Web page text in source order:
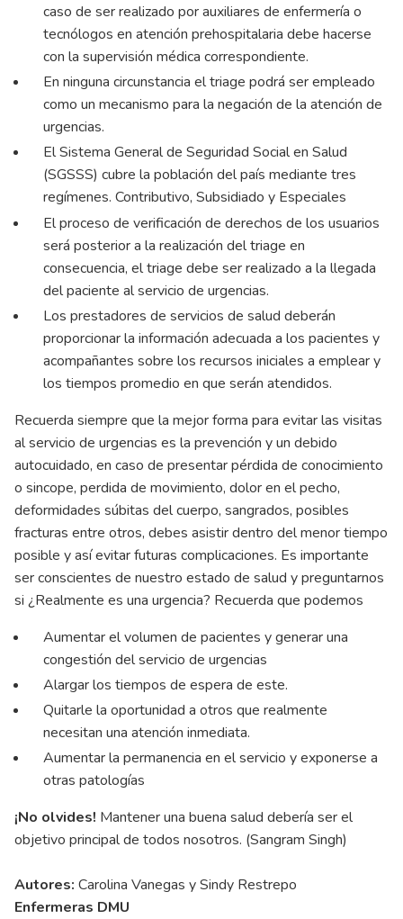
caso de ser realizado por auxiliares de enfermería o
tecnólogos en atención prehospitalaria debe hacerse
con la supervisión médica correspondiente.
En ninguna circunstancia el triage podrá ser empleado
como un mecanismo para la negación de la atención de
urgencias.
El Sistema General de Seguridad Social en Salud
(SGSSS) cubre la población del país mediante tres
regímenes. Contributivo, Subsidiado y Especiales
El proceso de verificación de derechos de los usuarios
será posterior a la realización del triage en
consecuencia, el triage debe ser realizado a la llegada
del paciente al servicio de urgencias.
Los prestadores de servicios de salud deberán
proporcionar la información adecuada a los pacientes y
acompañantes sobre los recursos iniciales a emplear y
los tiempos promedio en que serán atendidos.
Recuerda siempre que la mejor forma para evitar las visitas
al servicio de urgencias es la prevención y un debido
autocuidado, en caso de presentar pérdida de conocimiento
o sincope, perdida de movimiento, dolor en el pecho,
deformidades súbitas del cuerpo, sangrados, posibles
fracturas entre otros, debes asistir dentro del menor tiempo
posible y así evitar futuras complicaciones. Es importante
ser conscientes de nuestro estado de salud y preguntarnos
si ¿Realmente es una urgencia? Recuerda que podemos
Aumentar el volumen de pacientes y generar una
congestión del servicio de urgencias
Alargar los tiempos de espera de este.
Quitarle la oportunidad a otros que realmente
necesitan una atención inmediata.
Aumentar la permanencia en el servicio y exponerse a
otras patologías
¡No olvides! Mantener una buena salud debería ser el
objetivo principal de todos nosotros. (Sangram Singh)
Autores: Carolina Vanegas y Sindy Restrepo
Enfermeras DMU